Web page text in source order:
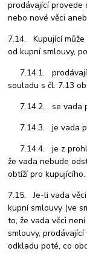
prodávající provede
nebo nové věci
7.14. Kupující
od kupní smlouvy,
7.14.1.
souladu s čl. 7.13
7.14.2. se vada
7.14.3. je vada
7.14.4. je z
že vada nebude
obtíží pro kupujícího.
7.15. Je-li vada
kupní smlouvy (ve
to, že vada věci
smlouvy,
odkladu poté, co